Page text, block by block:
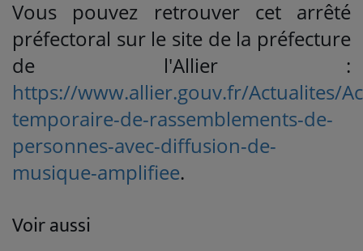
Vous pouvez retrouver cet arrêté
préfectoral sur le site de la préfecture
de l'Allier :
https://www.allier.gouv.fr/Actualites/
temporaire-de-rassemblements-de-
personnes-avec-diffusion-de-
musique-amplifiee.
Voir aussi